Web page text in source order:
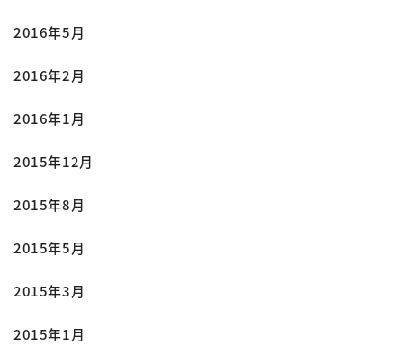
2016年5月
2016年2月
2016年1月
2015年12月
2015年8月
2015年5月
2015年3月
2015年1月